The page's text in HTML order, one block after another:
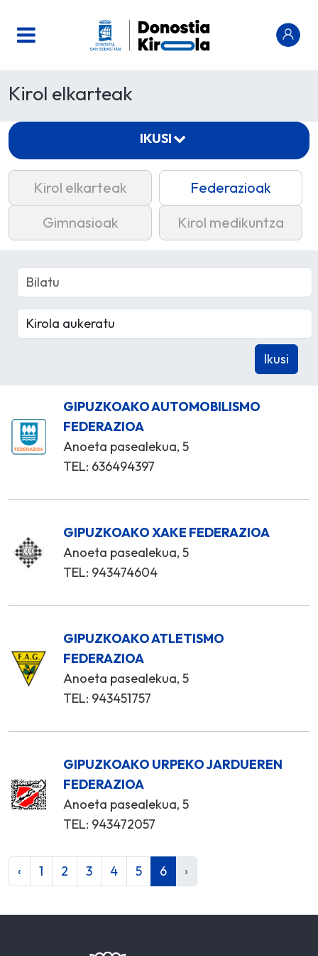
Kirol elkarteak
Kirol elkarteak
Federazioak
Gimnasioak
Kirol medikuntza
GIPUZKOAKO AUTOMOBILISMO
FEDERAZIOA
Anoeta pasealekua, 5
TEL: 636494397
GIPUZKOAKO XAKE FEDERAZIOA
Anoeta pasealekua, 5
TEL: 943474604
GIPUZKOAKO ATLETISMO
FEDERAZIOA
Anoeta pasealekua, 5
TEL: 943451757
GIPUZKOAKO URPEKO JARDUEREN
FEDERAZIOA
Anoeta pasealekua, 5
TEL: 943472057
‹ 1 2 3 4 5 6 ›
IKUSI